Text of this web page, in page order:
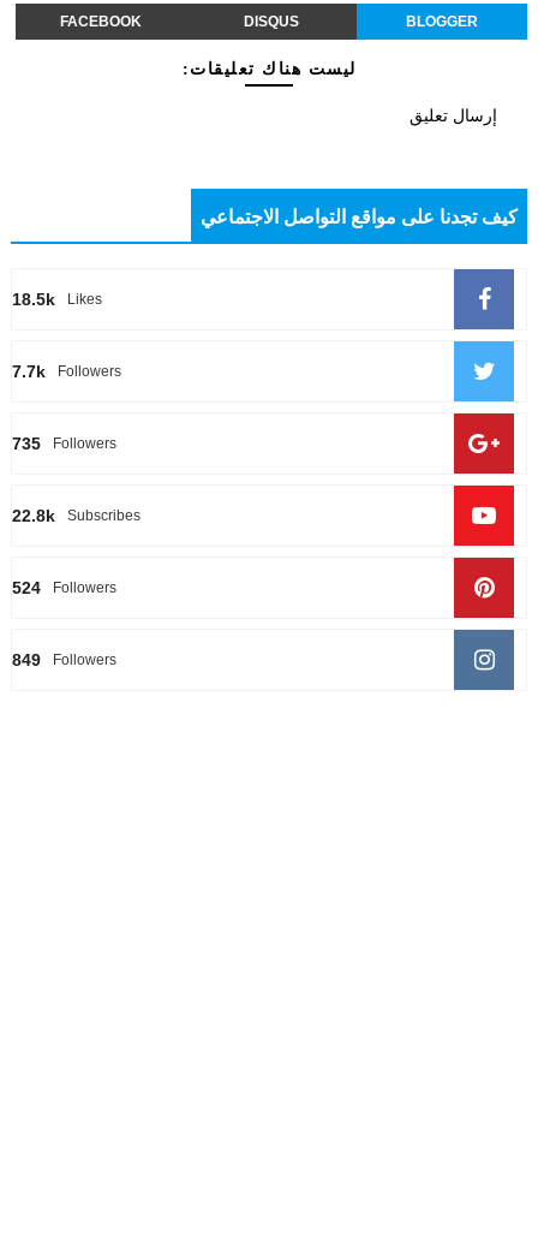
BLOGGER
DISQUS
FACEBOOK
ليست هناك تعليقات:
إرسال تعليق
كيف تجدنا على مواقع التواصل الاجتماعي
18.5k Likes
7.7k Followers
735 Followers
22.8k Subscribes
524 Followers
849 Followers